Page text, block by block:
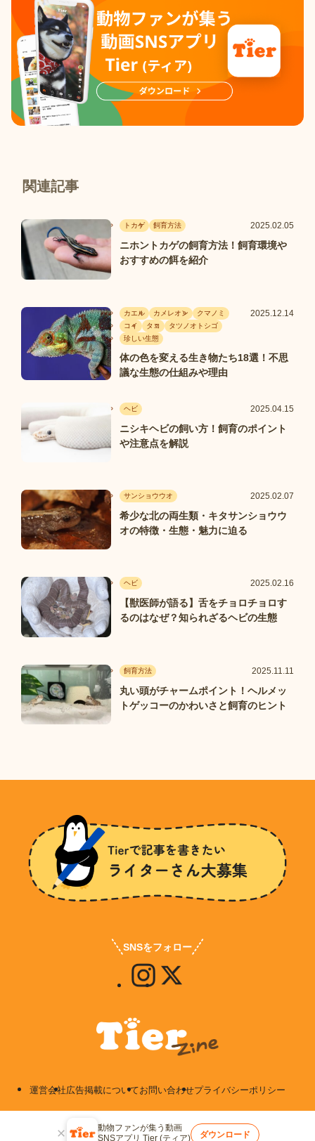
関連記事
トカゲ 飼育方法 2025.02.05
ニホントカゲの飼育方法！飼育環境や
おすすめの餌を紹介
カエル カメレオン
クマノミ
コイ
タコ
タツノオトシゴ
珍しい生態
2025.12.14
体の色を変える生き物たち18選！不思
議な生態の仕組みや理由
ヘビ 2025.04.15
ニシキヘビの飼い方！飼育のポイント
や注意点を解説
サンショウウオ 2025.02.07
希少な北の両生類・キタサンショウウ
オの特徴・生態・魅力に迫る
ヘビ 2025.02.16
【獣医師が語る】舌をチョロチョロす
るのはなぜ？知られざるヘビの生態
飼育方法 2025.11.11
丸い頭がチャームポイント！ヘルメッ
トゲッコーのかわいさと飼育のヒント
SNSをフォロー
運営会社広告掲載についてお問い合わせプライバシーポリシー
動物ファンが集う動画
SNSアプリ Tier (ティア)
ダウンロード